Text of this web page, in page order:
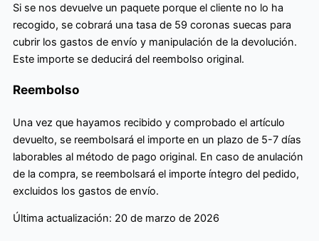
Si se nos devuelve un paquete porque el cliente no lo ha
recogido, se cobrará una tasa de 59 coronas suecas para
cubrir los gastos de envío y manipulación de la devolución.
Este importe se deducirá del reembolso original.
Reembolso
Una vez que hayamos recibido y comprobado el artículo
devuelto, se reembolsará el importe en un plazo de 5-7 días
laborables al método de pago original. En caso de anulación
de la compra, se reembolsará el importe íntegro del pedido,
excluidos los gastos de envío.
Última actualización: 20 de marzo de 2026